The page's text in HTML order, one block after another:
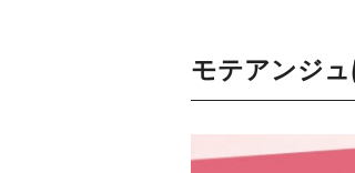
モテアンジ